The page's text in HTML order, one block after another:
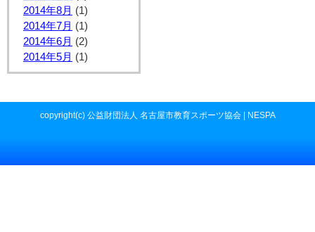
2014年8月 (1)
2014年7月 (1)
2014年6月 (2)
2014年5月 (1)
copyright(c) 公益財団法人 名古屋市教育スポーツ協会 | NESPA